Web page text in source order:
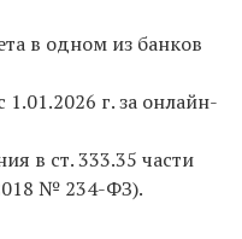
в одном из банков
г. за онлайн-
в ст. 333.35 части
№ 234-ФЗ).